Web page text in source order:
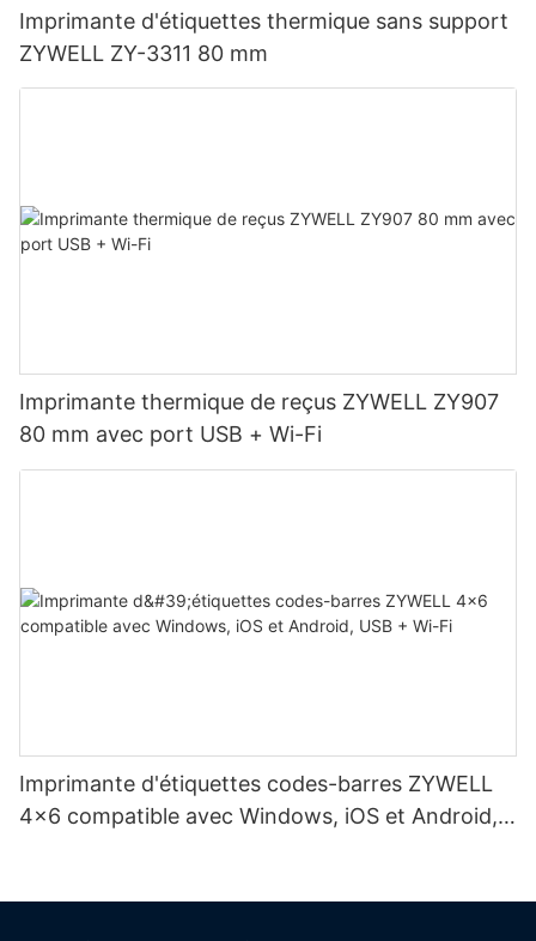
Imprimante d'étiquettes thermique sans support
ZYWELL ZY-3311 80 mm
Imprimante thermique de reçus ZYWELL ZY907
80 mm avec port USB + Wi-Fi
Imprimante d'étiquettes codes-barres ZYWELL
4x6 compatible avec Windows, iOS et Android,